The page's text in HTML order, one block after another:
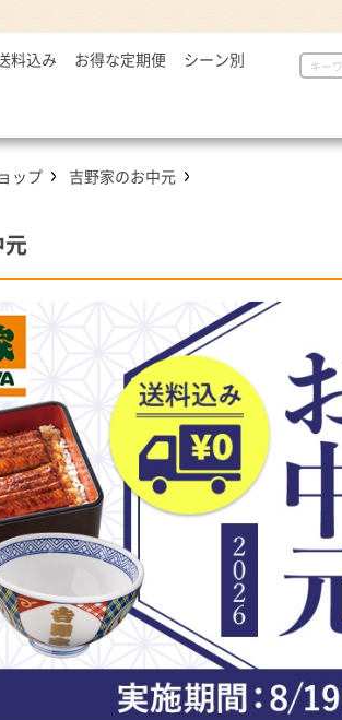
定番セット商品 漬物・薬味
ら揚げ
豚しょうが焼
類
たん
紅生姜
お新香
温食品
飯（非常食）
温食品
介護・健康食品
トク牛（トクホ）
介護食
円
料込み お得な定期便 シーン別
初めての方へ
贈り物に
ップ 吉野家のお中元